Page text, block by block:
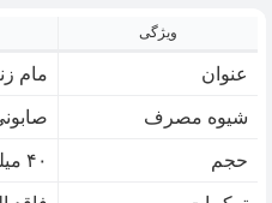
ویژگی
عنوان مام
شیوه مصرف
حجم ۴۰ میلی‌لیتر